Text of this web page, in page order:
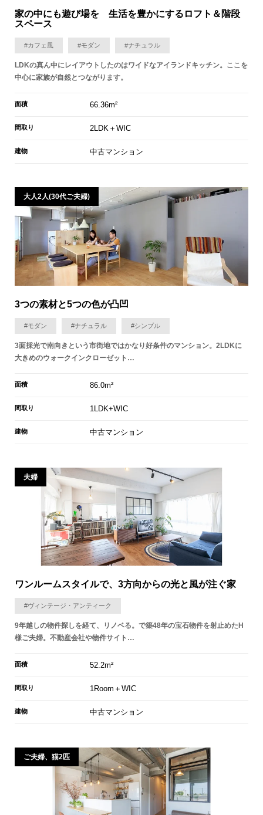
家の中にも遊び場を 生活を豊かにするロフト＆階段
スペース
#カフェ風 #モダン #ナチュラル
LDKの真ん中にレイアウトしたのはワイドなアイランドキッチン。ここを
中心に家族が自然とつながります。
面積 66.36m²
間取り 2LDK＋WIC
建物 中古マンション
大人2人(30代ご夫婦)
3つの素材と5つの色が凸凹
#モダン #ナチュラル #シンプル
3面採光で南向きという市街地ではかなり好条件のマンション。2LDKに
大きめのウォークインクローゼット…
面積 86.0m²
間取り 1LDK+WIC
建物 中古マンション
夫婦
ワンルームスタイルで、3方向からの光と風が注ぐ家
#ヴィンテージ・アンティーク
9年越しの物件探しを経て、リノベる。で築48年の宝石物件を射止めたH
様ご夫婦。不動産会社や物件サイト…
面積 52.2m²
間取り 1Room＋WIC
建物 中古マンション
ご夫婦、猫2匹